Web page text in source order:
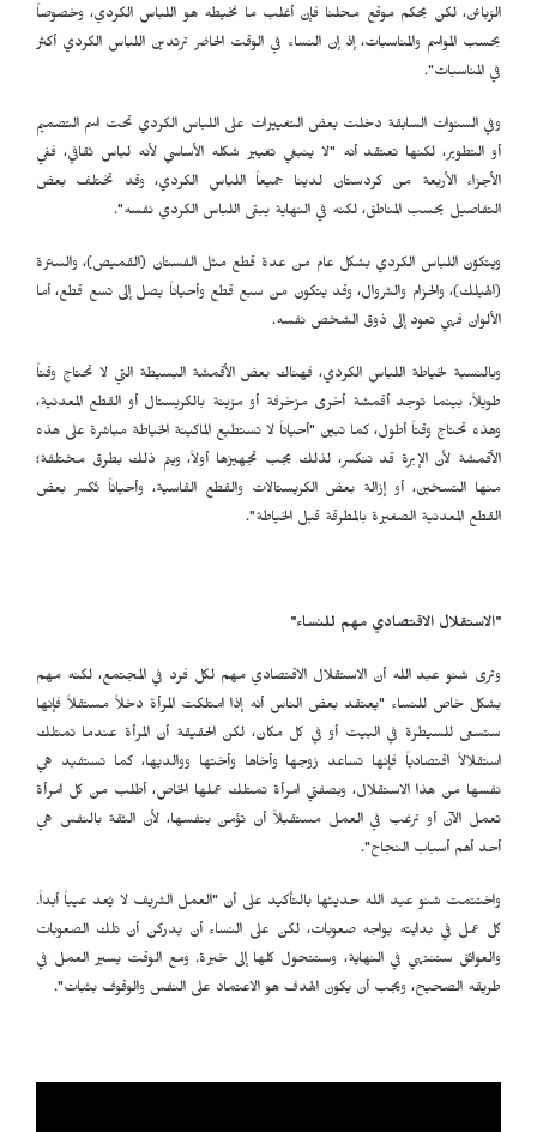
الزبائن، لكن بحكم موقع محلنا فإن أغلب ما نخيطه هو اللباس الكردي، وخصوصاً
بحسب المواسم والمناسبات، إذ إن النساء في الوقت الحاضر ترتدين اللباس الكردي أكثر
في المناسبات".
وفي السنوات السابقة دخلت بعض التغييرات على اللباس الكردي تحت اسم التصميم
أو التطوير، لكنها تعتقد أنه "لا ينبغي تغيير شكله الأساسي لأنه لباس ثقافي، ففي
الأجزاء الأربعة من كردستان لدينا جميعاً اللباس الكردي، وقد تختلف بعض
التفاصيل بحسب المناطق، لكنه في النهاية يبقى اللباس الكردي نفسه".
ويتكوّن اللباس الكردي بشكل عام من عدة قطع مثل الفستان (القميص)، والسترة
(الهيلك)، والحزام والشروال، وقد يتكون من سبع قطع وأحياناً يصل إلى تسع قطع، أما
الألوان فهي تعود إلى ذوق الشخص نفسه.
وبالنسبة لخياطة اللباس الكردي، فهناك بعض الأقمشة البسيطة التي لا تحتاج وقتاً
طويلاً، بينما توجد أقمشة أخرى مزخرفة أو مزينة بالكريستال أو القطع المعدنية،
وهذه تحتاج وقتاً أطول، كما تبين "أحياناً لا تستطيع الماكينة الخياطة مباشرة على هذه
الأقمشة لأن الإبرة قد تنكسر، لذلك يجب تجهيزها أولاً، ويتم ذلك بطرق مختلفة؛
منها التسخين، أو إزالة بعض الكريستالات والقطع القاسية، وأحياناً تُكسر بعض
القطع المعدنية الصغيرة بالمطرقة قبل الخياطة".
"الاستقلال الاقتصادي مهم للنساء"
وترى شنو عبد الله أن الاستقلال الاقتصادي مهم لكل فرد في المجتمع، لكنه مهم
بشكل خاص للنساء "يعتقد بعض الناس أنه إذا امتلكت المرأة دخلاً مستقلاً فإنها
ستسعى للسيطرة في البيت أو في كل مكان، لكن الحقيقة أن المرأة عندما تمتلك
استقلالاً اقتصادياً فإنها تساعد زوجها وأخاها وأختها ووالديها، كما تستفيد هي
نفسها من هذا الاستقلال، وبصفتي امرأة تمتلك عملها الخاص، أطلب من كل امرأة
تعمل الآن أو ترغب في العمل مستقبلاً أن تؤمن بنفسها، لأن الثقة بالنفس هي
أحد أهم أسباب النجاح".
واختتمت شنو عبد الله حديثها بالتأكيد على أن "العمل الشريف لا يُعد عيباً أبداً.
كل عمل في بدايته يواجه صعوبات، لكن على النساء أن يدركن أن تلك الصعوبات
والعوائق ستنتهي في النهاية، وستتحول كلها إلى خبرة. ومع الوقت يسير العمل في
طريقه الصحيح، ويجب أن يكون الهدف هو الاعتماد على النفس والوقوف بثبات".